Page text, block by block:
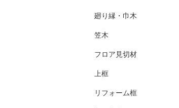
廻り縁・巾木
笠木
フロア見切材
上框
リフォーム框